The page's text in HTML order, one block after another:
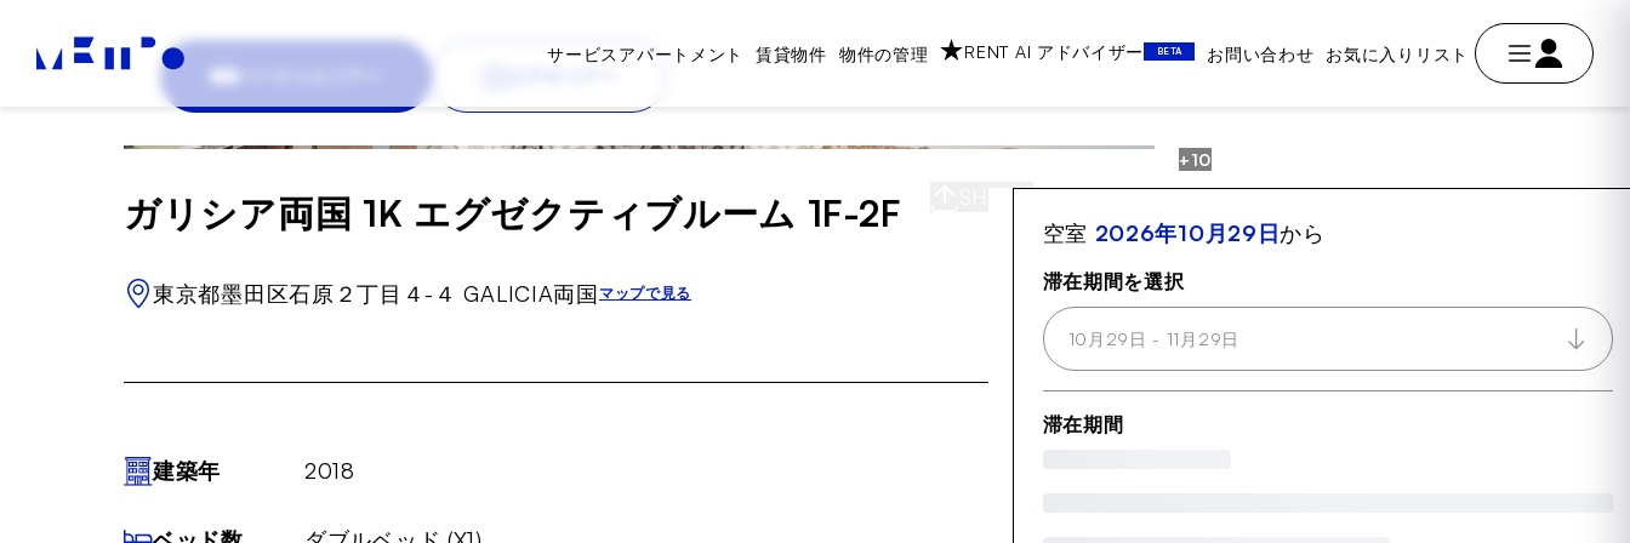
サービスアパートメント 賃貸物件 物件の管理 RENT AI アドバイザー BETA お問い合わせ
お気に入りリスト
SHARE SAVE
+10
ガリシア両国 1K エグゼクティブルーム 1F-2F
東京都墨田区石原２丁目４-４ GALICIA両国マップで見る
建築年 2018
空室 2026年10月29日から
滞在期間を選択
10月29日 - 11月29日
滞在期間